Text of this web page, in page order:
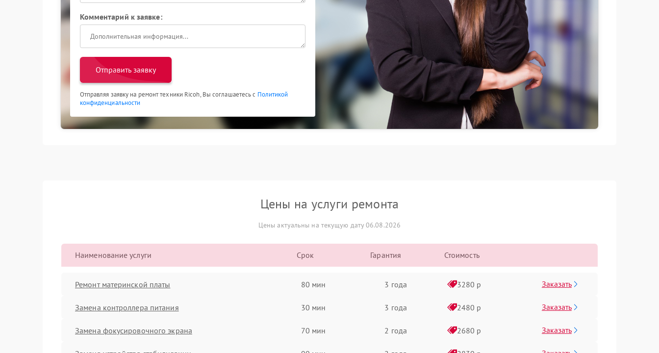
Комментарий к заявке:
Отправить заявку
Отправляя заявку на ремонт техники Ricoh, Вы соглашаетесь с Политикой
конфиденциальности
Цены на услуги ремонта
Цены актуальны на текущую дату 06.08.2026
Наименование услуги Срок Гарантия Стоимость
Ремонт материнской платы 80 мин 3 года 3280 р Заказать
Замена контроллера питания 30 мин 3 года 2480 р Заказать
Замена фокусировочного экрана 70 мин 2 года 2680 р Заказать